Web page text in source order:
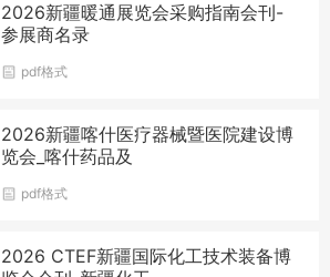
2026新疆暖通展览会采购指南会刊-
参展商名录
pdf格式
2026新疆喀什医疗器械暨医院建设博
览会_喀什药品及
pdf格式
2026 CTEF新疆国际化工技术装备博